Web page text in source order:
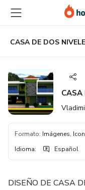
principal
página
de
página
CASA
Formato: Imágenes,
Idioma: Español
DISEÑO DE CASA